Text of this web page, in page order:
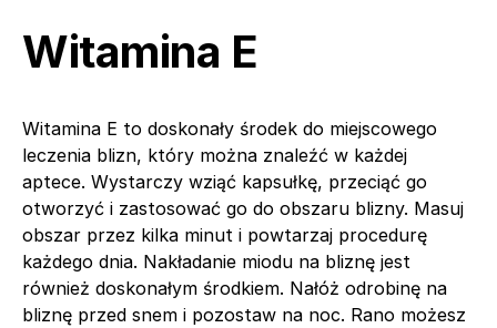
Witamina E
Witamina E to doskonały środek do miejscowego
leczenia blizn, który można znaleźć w każdej
aptece. Wystarczy wziąć kapsułkę, przeciąć go
otworzyć i zastosować go do obszaru blizny. Masuj
obszar przez kilka minut i powtarzaj procedurę
każdego dnia. Nakładanie miodu na bliznę jest
również doskonałym środkiem. Nałóż odrobinę na
bliznę przed snem i pozostaw na noc. Rano możesz